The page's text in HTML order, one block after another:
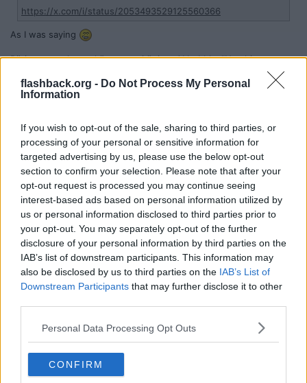
flashback.org - Do Not Process My Personal
Information
If you wish to opt-out of the sale, sharing to third parties, or
processing of your personal or sensitive information for
targeted advertising by us, please use the below opt-out
section to confirm your selection. Please note that after your
opt-out request is processed you may continue seeing
interest-based ads based on personal information utilized by
us or personal information disclosed to third parties prior to
your opt-out. You may separately opt-out of the further
disclosure of your personal information by third parties on the
IAB’s list of downstream participants. This information may
also be disclosed by us to third parties on the IAB’s List of
Downstream Participants that may further disclose it to other
Personal Data Processing Opt Outs
CONFIRM
https://x.com/i/status/2053493529125560366
As I was saying
Börjar mer och mer känna att vi är i en AI bubbla. "No shit
Sherlock". Vi har varit det ett tag men... tror inte vi är direkt i
startfasen av bubblan längre. Tesla kommer klara sig (bra) på lång
sikt, men dyker hela marknaden så åker Tesla med.
2026-05-11, 19:23
BästeHrMongolid
Citat:
Ursprungligen postat avblibbe
As I was saying
Börjar mer och mer känna att vi är i en AI bubbla. "No shit
Sherlock". Vi har varit det ett tag men... tror inte vi är direkt i
startfasen av bubblan längre. Tesla kommer klara sig (bra) på
lång sikt, men dyker hela marknaden så åker Tesla med.
Håller med. Frågan är bara från vilken nivå Tesla kommer falla från
bra fart på Tesla nu.
"Piper Sandler says
investors are effectively getting Optimus “for free” at $400/share.